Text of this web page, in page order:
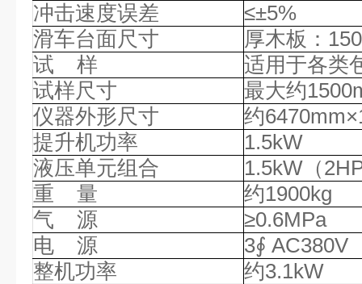
冲击速度误差
≤±5%
滑车台面尺寸
厚木板：
试
样
适用于各类
试样尺寸
最大约
仪器外形尺寸
约
提升机功率
1.5kW
液压单元组合
1.5kW（
重
量 约1900kg
气
源
≥0.6MPa
电
源
3∮ AC380V
整机功率
约3.1kW